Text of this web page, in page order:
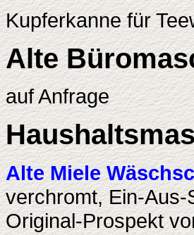
Kupferkanne für
Alte
auf Anfrage
Alte Miele
verchromt, Ein-
Original-Prospekt